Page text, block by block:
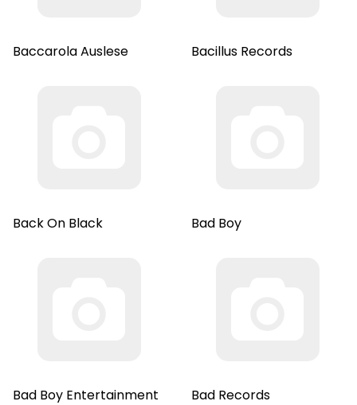
Baccarola Auslese Bacillus Records
Back On Black Bad Boy
Bad Boy Entertainment Bad Records